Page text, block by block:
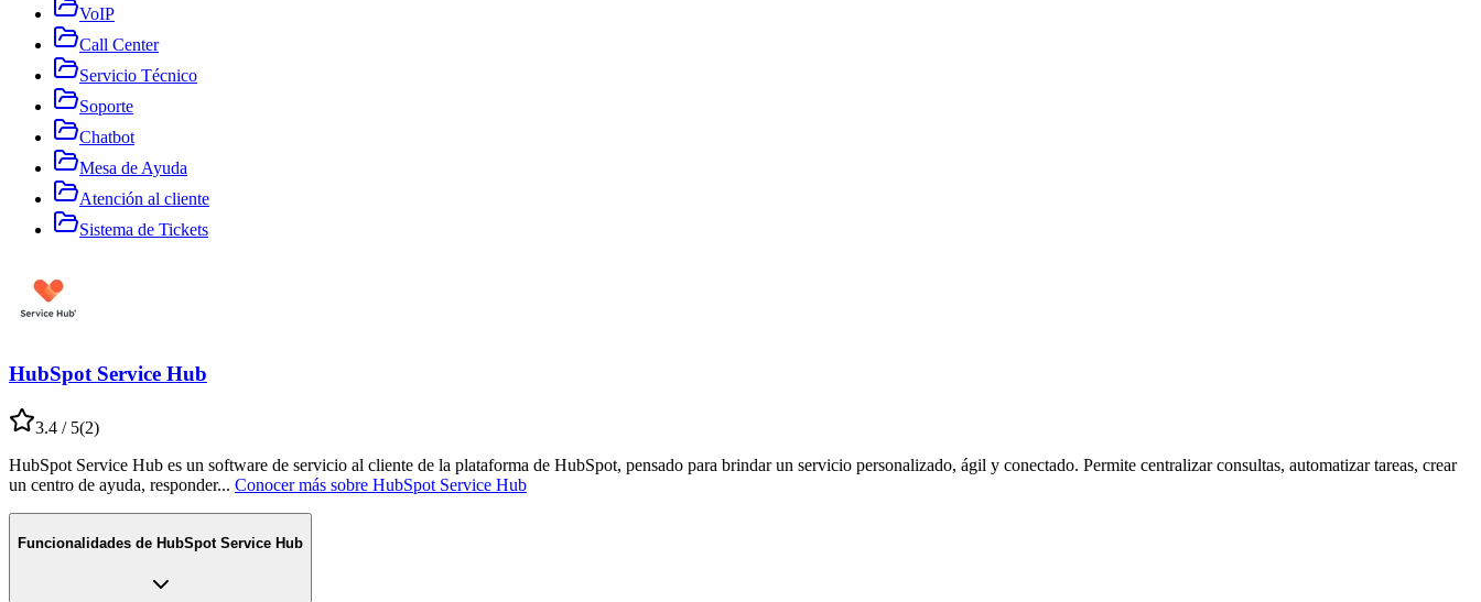
VoIP
Call Center
Servicio Técnico
Soporte
Chatbot
Mesa de Ayuda
Atención al cliente
Sistema de Tickets
HubSpot Service Hub
3.4 / 5(2)
HubSpot Service Hub es un software de servicio al cliente de la plataforma de HubSpot, pensado para brindar un servicio personalizado, ágil y conectado. Permite centralizar consultas, automatizar tareas, crear
un centro de ayuda, responder... Conocer más sobre HubSpot Service Hub
Funcionalidades de HubSpot Service Hub